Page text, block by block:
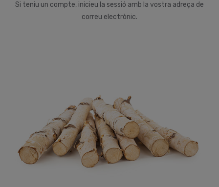
Si teniu un compte, inicieu la sessió amb la vostra adreça de
correu electrònic.